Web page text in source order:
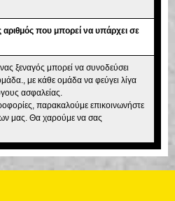
αριθμός που μπορεί να υπάρχει σε
ξεναγός μπορεί να συνοδεύσει
με κάθε ομάδα να φεύγει λίγα
ασφαλείας.
παρακαλούμε επικοινωνήστε
μας. Θα χαρούμε να σας